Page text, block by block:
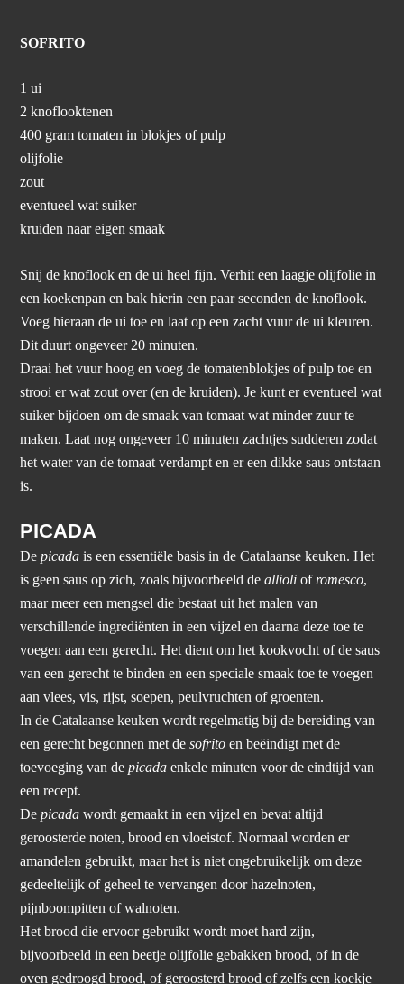
SOFRITO
1 ui
2 knoflooktenen
400 gram tomaten in blokjes of pulp
olijfolie
zout
eventueel wat suiker
kruiden naar eigen smaak
Snij de knoflook en de ui heel fijn. Verhit een laagje olijfolie in
een koekenpan en bak hierin een paar seconden de knoflook.
Voeg hieraan de ui toe en laat op een zacht vuur de ui kleuren.
Dit duurt ongeveer 20 minuten.
Draai het vuur hoog en voeg de tomatenblokjes of pulp toe en
strooi er wat zout over (en de kruiden). Je kunt er eventueel wat
suiker bijdoen om de smaak van tomaat wat minder zuur te
maken. Laat nog ongeveer 10 minuten zachtjes sudderen zodat
het water van de tomaat verdampt en er een dikke saus ontstaan
is.
PICADA
Depicada is een essentiële basis in de Catalaanse keuken. Het
is geen saus op zich, zoals bijvoorbeeld deallioli ofromesco,
maar meer een mengsel die bestaat uit het malen van
verschillende ingrediënten in een vijzel en daarna deze toe te
voegen aan een gerecht. Het dient om het kookvocht of de saus
van een gerecht te binden en een speciale smaak toe te voegen
aan vlees, vis, rijst, soepen, peulvruchten of groenten.
In de Catalaanse keuken wordt regelmatig bij de bereiding van
een gerecht begonnen met desofrito en beëindigt met de
toevoeging van depicada enkele minuten voor de eindtijd van
een recept.
Depicada wordt gemaakt in een vijzel en bevat altijd
geroosterde noten, brood en vloeistof. Normaal worden er
amandelen gebruikt, maar het is niet ongebruikelijk om deze
gedeeltelijk of geheel te vervangen door hazelnoten,
pijnboompitten of walnoten.
Het brood die ervoor gebruikt wordt moet hard zijn,
bijvoorbeeld in een beetje olijfolie gebakken brood, of in de
oven gedroogd brood, of geroosterd brood of zelfs een koekje